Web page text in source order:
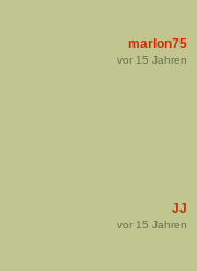
marlon75
vor 15 Jahren
JJ
vor 15 Jahren